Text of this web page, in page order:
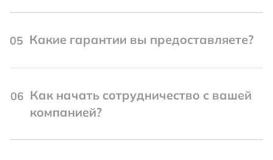
05 Какие гарантии вы предоставляете?
06 Как начать сотрудничество с вашей
компанией?